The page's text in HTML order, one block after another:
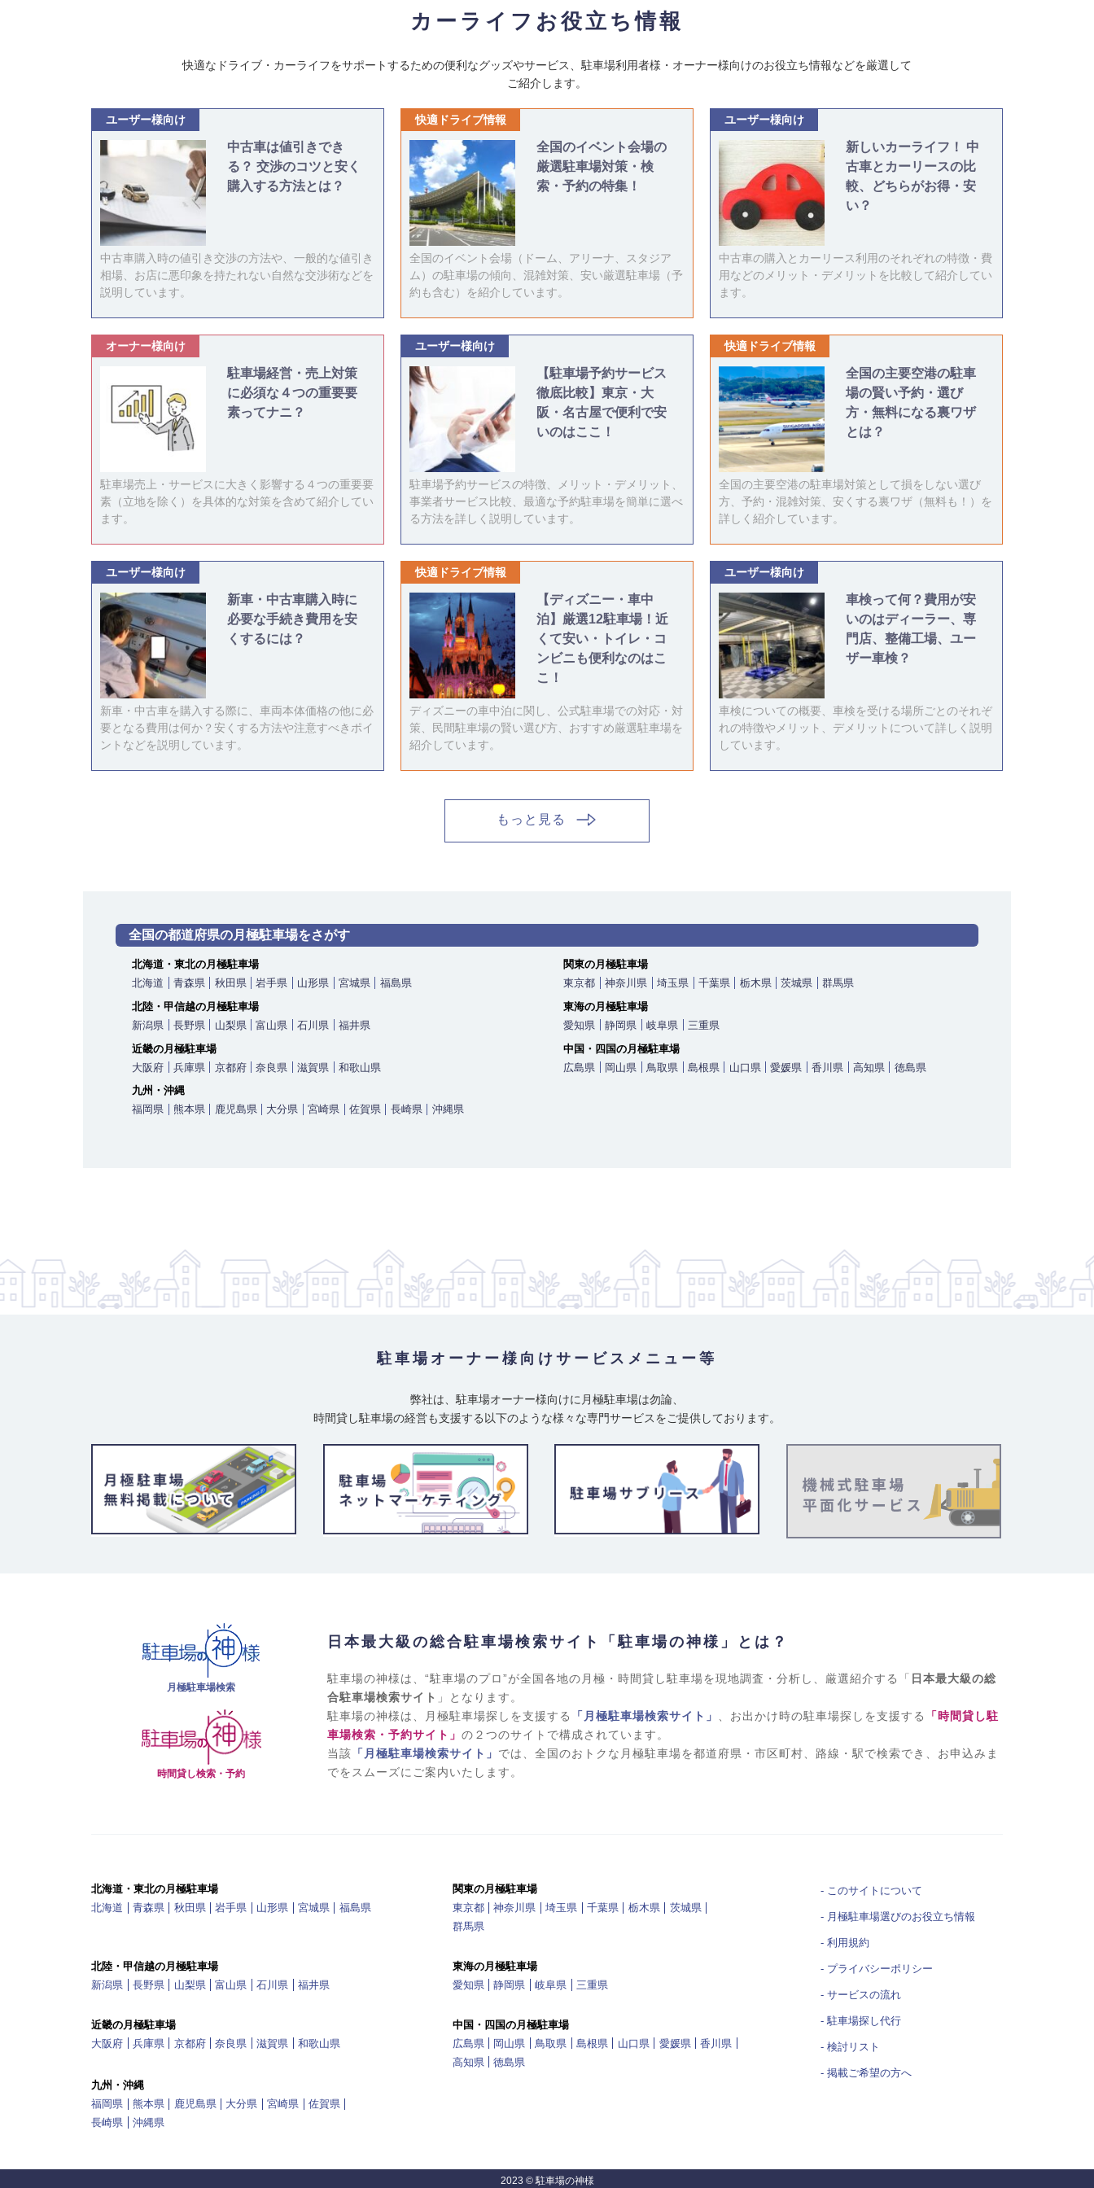
カーライフお役立ち情報
快適なドライブ・カーライフをサポートするための便利なグッズやサービス、駐車場利用者様・オーナー様向けのお役立ち情報などを厳選して
ご紹介します。
ユーザー様向け
中古車は値引きでき
る？ 交渉のコツと安く
購入する方法とは？
中古車購入時の値引き交渉の方法や、一般的な値引き
相場、お店に悪印象を持たれない自然な交渉術などを
説明しています。
快適ドライブ情報
全国のイベント会場の
厳選駐車場対策・検
索・予約の特集！
全国のイベント会場（ドーム、アリーナ、スタジア
ム）の駐車場の傾向、混雑対策、安い厳選駐車場（予
約も含む）を紹介しています。
ユーザー様向け
新しいカーライフ！ 中
古車とカーリースの比
較、どちらがお得・安
い？
中古車の購入とカーリース利用のそれぞれの特徴・費
用などのメリット・デメリットを比較して紹介してい
ます。
オーナー様向け
駐車場経営・売上対策
に必須な４つの重要要
素ってナニ？
駐車場売上・サービスに大きく影響する４つの重要要
素（立地を除く）を具体的な対策を含めて紹介してい
ます。
ユーザー様向け
【駐車場予約サービス
徹底比較】東京・大
阪・名古屋で便利で安
いのはここ！
駐車場予約サービスの特徴、メリット・デメリット、
事業者サービス比較、最適な予約駐車場を簡単に選べ
る方法を詳しく説明しています。
快適ドライブ情報
全国の主要空港の駐車
場の賢い予約・選び
方・無料になる裏ワザ
とは？
全国の主要空港の駐車場対策として損をしない選び
方、予約・混雑対策、安くする裏ワザ（無料も！）を
詳しく紹介しています。
ユーザー様向け
新車・中古車購入時に
必要な手続き費用を安
くするには？
新車・中古車を購入する際に、車両本体価格の他に必
要となる費用は何か？安くする方法や注意すべきポイ
ントなどを説明しています。
快適ドライブ情報
【ディズニー・車中
泊】厳選12駐車場！近
くて安い・トイレ・コ
ンビニも便利なのはこ
こ！
ディズニーの車中泊に関し、公式駐車場での対応・対
策、民間駐車場の賢い選び方、おすすめ厳選駐車場を
紹介しています。
ユーザー様向け
車検って何？費用が安
いのはディーラー、専
門店、整備工場、ユー
ザー車検？
車検についての概要、車検を受ける場所ごとのそれぞ
れの特徴やメリット、デメリットについて詳しく説明
しています。
もっと見る
全国の都道府県の月極駐車場をさがす
北海道・東北の月極駐車場
北海道
青森県 秋田県 岩手県 山形県 宮城県 福島県
関東の月極駐車場
東京都
神奈川県 埼玉県 千葉県 栃木県 茨城県
群馬県
北陸・甲信越の月極駐車場
新潟県
長野県 山梨県 富山県 石川県 福井県
東海の月極駐車場
愛知県
静岡県 岐阜県
三重県
近畿の月極駐車場
大阪府
兵庫県 京都府 奈良県 滋賀県 和歌山県
中国・四国の月極駐車場
広島県
岡山県 鳥取県 島根県 山口県 愛媛県 香川県 高知県
徳島県
九州・沖縄
福岡県
熊本県 鹿児島県 大分県 宮崎県 佐賀県 長崎県 沖縄県
駐車場オーナー様向け サービスメニュー等
弊社は、駐車場オーナー様向けに月極駐車場は勿論、
時間貸し駐車場の経営も支援する以下のような様々な専門サービスをご提供しております。
月極駐車場検索
時間貸し検索・予約
日本最大級の総合駐車場検索サイト「駐車場の神様」とは？
駐車場の神様は、“駐車場のプロ”が全国各地の月極・時間貸し駐車場を現地調査・分析し、厳選紹介する「 日本最大級の総
合駐車場検索サイト 」となります。
駐車場の神様は、月極駐車場探しを支援する
「月極駐車場検索サイト」 、お出かけ時の駐車場探しを支援する
「時間貸し駐
車場検索・予約サイト」 の２つのサイトで構成されています。
当該 「月極駐車場検索サイト」 では、全国のおトクな月極駐車場を都道府県・市区町村、路線・駅で検索でき、お申込みま
でをスムーズにご案内いたします。
北海道・東北の月極駐車場
北海道
青森県 秋田県 岩手県 山形県 宮城県 福島県
関東の月極駐車場
東京都
神奈川県 埼玉県 千葉県 栃木県
茨城県
群馬県
北陸・甲信越の月極駐車場
新潟県
長野県 山梨県 富山県 石川県 福井県
東海の月極駐車場
愛知県
静岡県 岐阜県 三重県
近畿の月極駐車場
大阪府
兵庫県 京都府 奈良県 滋賀県 和歌山県
中国・四国の月極駐車場
広島県
岡山県 鳥取県 島根県 山口県 愛媛県
香川県
高知県
徳島県
九州・沖縄
福岡県
熊本県 鹿児島県 大分県 宮崎県
佐賀県
長崎県
沖縄県
このサイトについて
月極駐車場選びのお役立ち情報
利用規約
プライバシーポリシー
サービスの流れ
駐車場探し代行
検討リスト
掲載ご希望の方へ
2023 © 駐車場の神様